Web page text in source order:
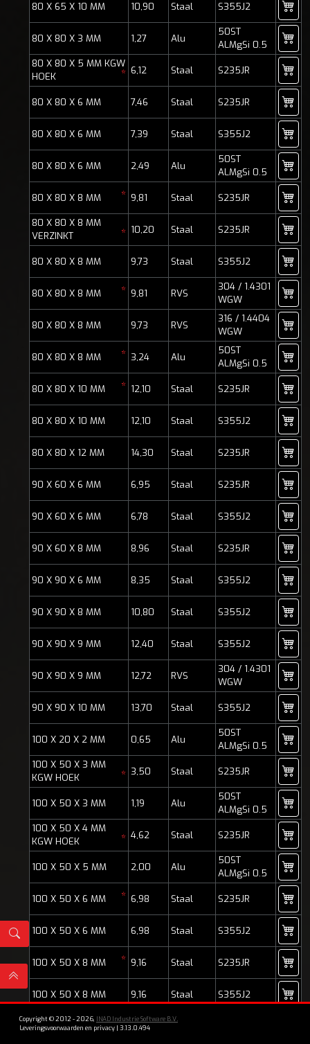
80 X 65 X 10 MM 10,90 Staal S355J2
80 X 80 X 3 MM 1,27 Alu
50ST
ALMgSi 0.5
80 X 80 X 5 MM KGW
HOEK
* 6,12 Staal S235JR
80 X 80 X 6 MM 7,46 Staal S235JR
80 X 80 X 6 MM 7,39 Staal S355J2
80 X 80 X 6 MM 2,49 Alu
50ST
ALMgSi 0.5
80 X 80 X 8 MM * 9,81 Staal S235JR
80 X 80 X 8 MM
VERZINKT
* 10,20 Staal S235JR
80 X 80 X 8 MM 9,73 Staal S355J2
80 X 80 X 8 MM * 9,81 RVS
304 / 1.4301
WGW
80 X 80 X 8 MM 9,73 RVS
316 / 1.4404
WGW
80 X 80 X 8 MM * 3,24 Alu
50ST
ALMgSi 0.5
80 X 80 X 10 MM * 12,10 Staal S235JR
80 X 80 X 10 MM 12,10 Staal S355J2
80 X 80 X 12 MM 14,30 Staal S235JR
90 X 60 X 6 MM 6,95 Staal S235JR
90 X 60 X 6 MM 6,78 Staal S355J2
90 X 60 X 8 MM 8,96 Staal S235JR
90 X 90 X 6 MM 8,35 Staal S355J2
90 X 90 X 8 MM 10,80 Staal S355J2
90 X 90 X 9 MM 12,40 Staal S355J2
90 X 90 X 9 MM 12,72 RVS
304 / 1.4301
WGW
90 X 90 X 10 MM 13,70 Staal S355J2
100 X 20 X 2 MM 0,65 Alu
50ST
ALMgSi 0.5
100 X 50 X 3 MM
KGW HOEK
* 3,50 Staal S235JR
100 X 50 X 3 MM 1,19 Alu
50ST
ALMgSi 0.5
100 X 50 X 4 MM
KGW HOEK
* 4,62 Staal S235JR
100 X 50 X 5 MM 2,00 Alu
50ST
ALMgSi 0.5
100 X 50 X 6 MM * 6,98 Staal S235JR
100 X 50 X 6 MM 6,98 Staal S355J2
100 X 50 X 8 MM * 9,16 Staal S235JR
100 X 50 X 8 MM 9,16 Staal S355J2
100 X 50 X 10 MM * 11,30 Staal
Copyright © 2012 - 2026, INAD Industrie Software B.V.
Leveringsvoorwaarden en privacy | 3.13.0.494